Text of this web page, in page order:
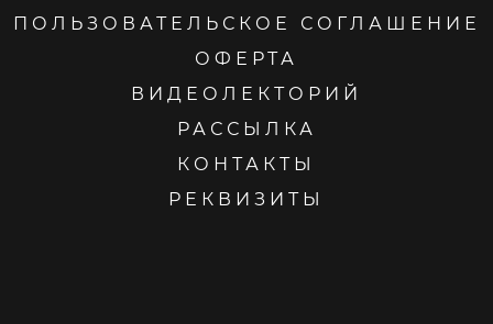
ПОЛЬЗОВАТЕЛЬСКОЕ СОГЛАШЕНИЕ
ОФЕРТА
ВИДЕОЛЕКТОРИЙ
РАССЫЛКА
КОНТАКТЫ
РЕКВИЗИТЫ